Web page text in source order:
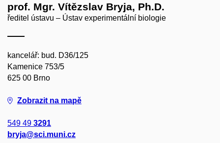
prof. Mgr. Vítězslav Bryja, Ph.D.
ředitel ústavu – Ústav experimentální biologie
kancelář: bud. D36/125
Kamenice 753/5
625 00 Brno
Zobrazit na mapě
549 49 3291
bryja@sci.muni.cz